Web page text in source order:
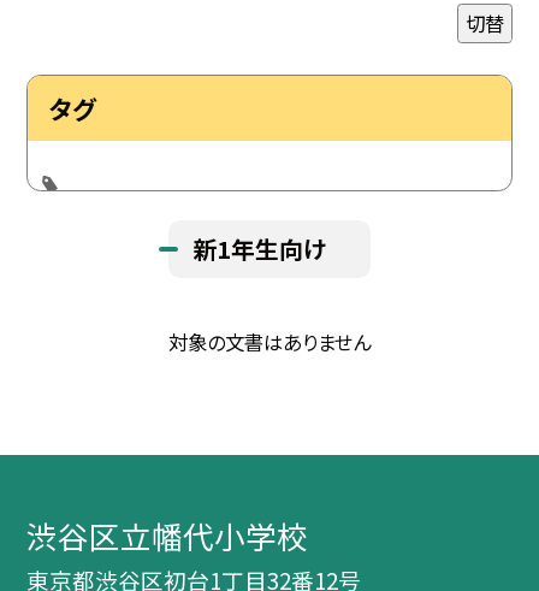
切替
タグ
新1年生向け
対象の文書はありません
渋谷区立幡代小学校
東京都渋谷区初台1丁目32番12号